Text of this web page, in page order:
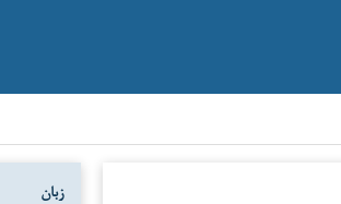
زبان